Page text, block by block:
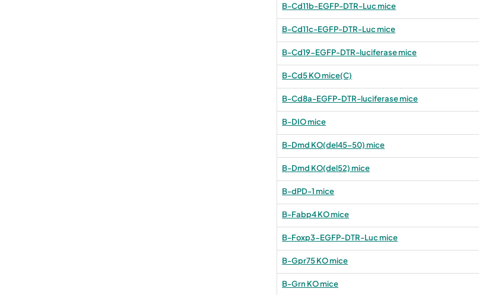
B-Cd11b-EGFP-DTR-Luc mice
B-Cd11c-EGFP-DTR-Luc mice
B-Cd19-EGFP-DTR-luciferase mice
B-Cd5 KO mice(C)
B-Cd8a-EGFP-DTR-luciferase mice
B-DIO mice
B-Dmd KO(del45-50) mice
B-Dmd KO(del52) mice
B-dPD-1 mice
B-Fabp4 KO mice
B-Foxp3-EGFP-DTR-Luc mice
B-Gpr75 KO mice
B-Grn KO mice